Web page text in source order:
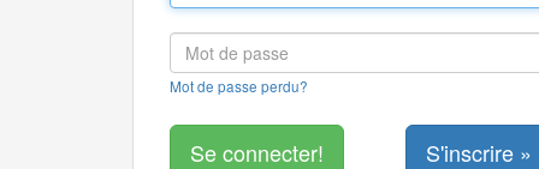
Mot de passe perdu?
S'inscrire »